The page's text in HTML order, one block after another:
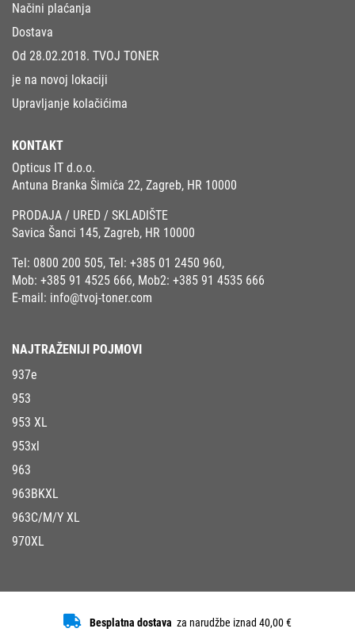
Načini plaćanja
Dostava
Od 28.02.2018. TVOJ TONER
je na novoj lokaciji
Upravljanje kolačićima
KONTAKT
Opticus IT d.o.o.
Antuna Branka Šimića 22, Zagreb, HR 10000
PRODAJA / URED / SKLADIŠTE
Savica Šanci 145, Zagreb, HR 10000
Tel: 0800 200 505, Tel: +385 01 2450 960,
Mob: +385 91 4525 666, Mob2: +385 91 4535 666
E-mail: info@tvoj-toner.com
NAJTRAŽENIJI POJMOVI
937e
953
953 XL
953xl
963
963BKXL
963C/M/Y XL
970XL
Besplatna dostava za narudžbe iznad 40,00 €